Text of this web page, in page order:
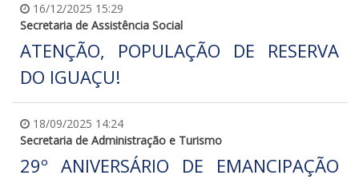
16/12/2025 15:29
Secretaria de Assistência Social
ATENÇÃO, POPULAÇÃO DE RESERVA
DO IGUAÇU!
18/09/2025 14:24
Secretaria de Administração e Turismo
29º ANIVERSÁRIO DE EMANCIPAÇÃO